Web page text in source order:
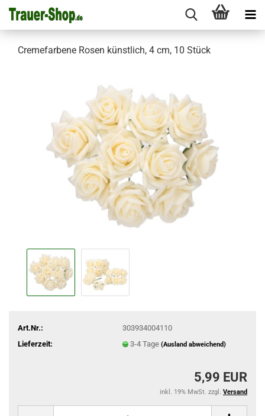
Cremefarbene Rosen künstlich, 4 cm, 10 Stück
Art.Nr.:
303934004110
Lieferzeit:
3-4 Tage (Ausland abweichend)
5,99 EUR
inkl. 19% MwSt. zzgl. Versand